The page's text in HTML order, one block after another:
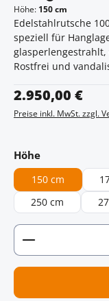
Höhe: 150 cm
Edelstahlrutsche
speziell für
glasperlengestrahlt,
Rostfrei und
Regulärer Preis:
2.950,00 €
Preise inkl. MwSt. zzgl.
Höheauswählen
150 cm
250 cm
Artikel Anzahl: